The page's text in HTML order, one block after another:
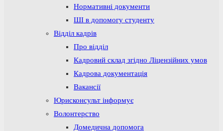
Нормативні документи
ШІ в допомогу студенту
Відділ кадрів
Про відділ
Кадровий склад згідно Ліцензійних умов
Кадрова документація
Вакансії
Юрисконсульт інформує
Волонтерство
Домедична допомога